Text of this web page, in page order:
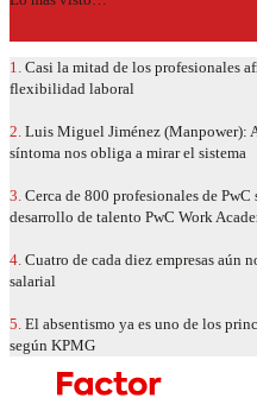
1. Casi la mitad de los profesionales
flexibilidad laboral
2. Luis Miguel Jiménez (Manpower):
síntoma nos obliga a mirar el sistema
3. Cerca de 800 profesionales de
desarrollo de talento PwC Work
4. Cuatro de cada diez empresas aún
salarial
5. El absentismo ya es uno de los
según KPMG